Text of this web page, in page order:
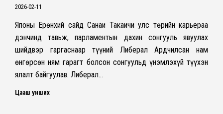
2026-02-11
Японы Ерөнхий сайд Санаи Такаичи улс төрийн карьераа
дэнчинд тавьж, парламентын дахин сонгууль явуулах
шийдвэр гаргаснаар түүний Либерал Ардчилсан нам
өнгөрсөн ням гарагт болсон сонгуульд үнэмлэхүй түүхэн
ялалт байгуулав. Либерал…
Цааш унших